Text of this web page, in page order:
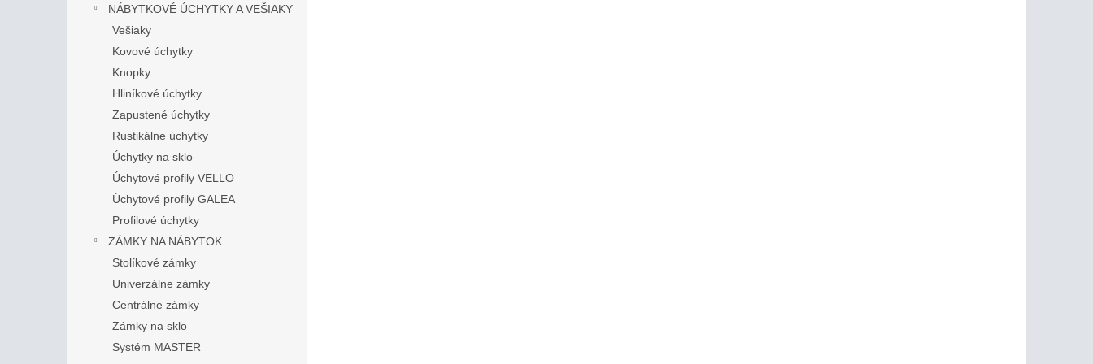
NÁBYTKOVÉ ÚCHYTKY A VEŠIAKY
Vešiaky
Kovové úchytky
Knopky
Hliníkové úchytky
Zapustené úchytky
Rustikálne úchytky
Úchytky na sklo
Úchytové profily VELLO
Úchytové profily GALEA
Profilové úchytky
ZÁMKY NA NÁBYTOK
Stolíkové zámky
Univerzálne zámky
Centrálne zámky
Zámky na sklo
Systém MASTER